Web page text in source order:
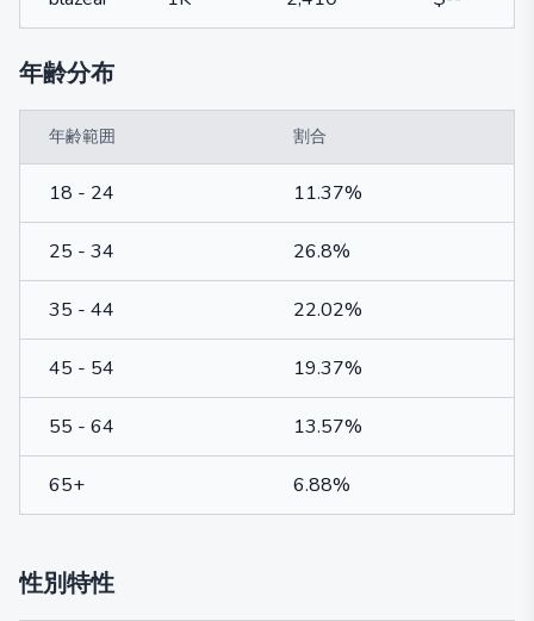
年齢分布
年齢範囲 割合
18 - 24 11.37%
25 - 34 26.8%
35 - 44 22.02%
45 - 54 19.37%
55 - 64 13.57%
65+ 6.88%
性別特性